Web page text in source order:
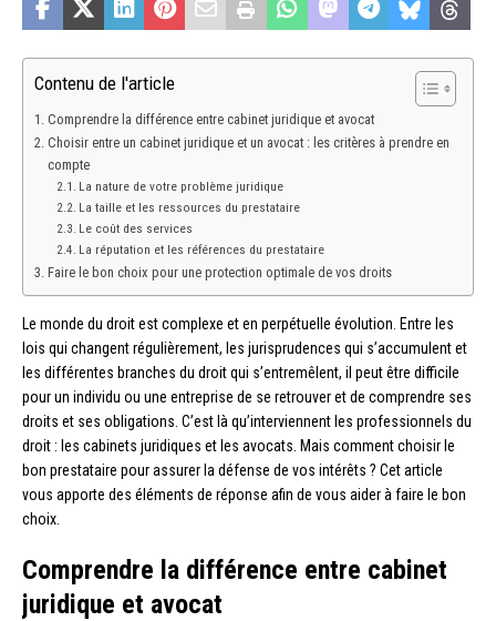
Contenu de l'article
Comprendre la différence entre cabinet juridique et avocat
Choisir entre un cabinet juridique et un avocat : les critères à prendre en
compte
La nature de votre problème juridique
La taille et les ressources du prestataire
Le coût des services
La réputation et les références du prestataire
Faire le bon choix pour une protection optimale de vos droits
Le monde du droit est complexe et en perpétuelle évolution. Entre les
lois qui changent régulièrement, les jurisprudences qui s’accumulent et
les différentes branches du droit qui s’entremêlent, il peut être difficile
pour un individu ou une entreprise de se retrouver et de comprendre ses
droits et ses obligations. C’est là qu’interviennent les professionnels du
droit : les cabinets juridiques et les avocats. Mais comment choisir le
bon prestataire pour assurer la défense de vos intérêts ? Cet article
vous apporte des éléments de réponse afin de vous aider à faire le bon
choix.
Comprendre la différence entre cabinet
juridique et avocat